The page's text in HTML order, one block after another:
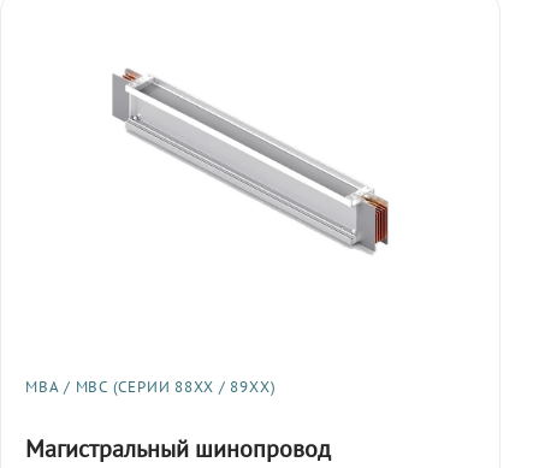
МВА / МВС (СЕРИИ 88XX / 89XX)
Магистральный шинопровод